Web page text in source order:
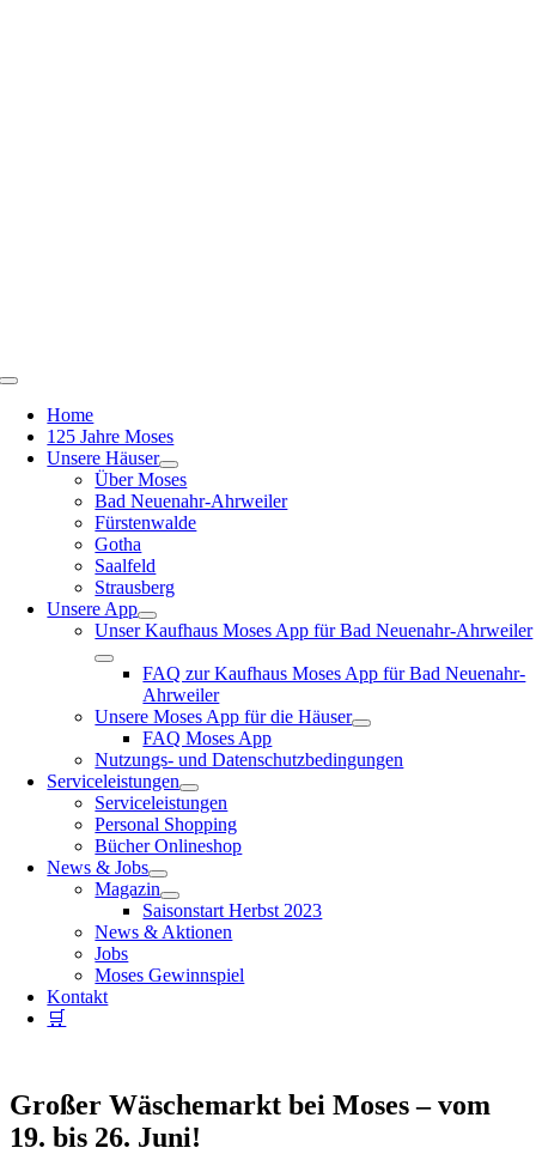
Toggle
NavigationHome
125 Jahre Moses
Unsere Häuser
Über Moses
Bad Neuenahr-Ahrweiler
Fürstenwalde
Gotha
Saalfeld
Strausberg
Unsere App
Unser Kaufhaus Moses App für Bad Neuenahr-Ahrweiler
FAQ zur Kaufhaus Moses App für Bad Neuenahr-
Ahrweiler
Unsere Moses App für die Häuser
FAQ Moses App
Nutzungs- und Datenschutzbedingungen
Serviceleistungen
Serviceleistungen
Personal Shopping
Bücher Onlineshop
News & Jobs
Magazin
Saisonstart Herbst 2023
News & Aktionen
Jobs
Moses Gewinnspiel
Kontakt
🛒
Großer Wäschemarkt bei Moses – vom
19. bis 26. Juni!